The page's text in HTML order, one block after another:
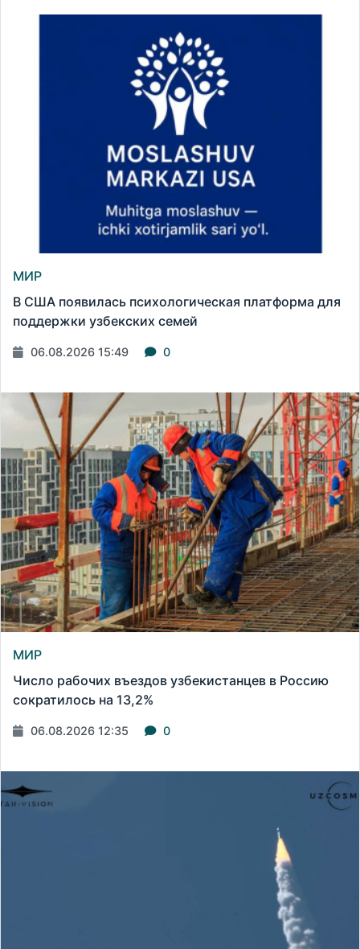
МИР
В США появилась психологическая платформа для
поддержки узбекских семей
06.08.2026 15:49 0
МИР
Число рабочих въездов узбекистанцев в Россию
сократилось на 13,2%
06.08.2026 12:35 0